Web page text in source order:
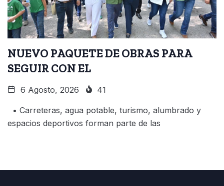
NUEVO PAQUETE DE OBRAS PARA
SEGUIR CON EL
6 Agosto, 2026 41
• Carreteras, agua potable, turismo, alumbrado y
espacios deportivos forman parte de las